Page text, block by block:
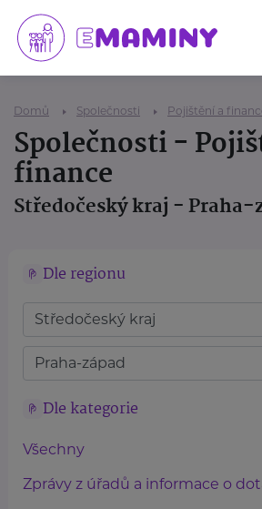
Domů Společnosti Pojištění a
Společnosti -
finance
Středočeský kraj - Praha-
Dle regionu
Dle kategorie
Všechny
Zprávy z úřadů a informace o